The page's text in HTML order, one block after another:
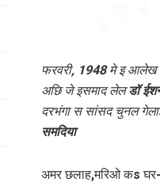
फरवरी, 1948 मे इ आलेख
अछि जे इसमाद लेलडॉ
दरभंगा स सांसद चुनल
समदिया
अमर छलाह,मरिओ कs घर-